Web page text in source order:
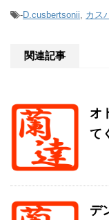
-D.cusbertsonii, カス
関連記事
オ
て
デ